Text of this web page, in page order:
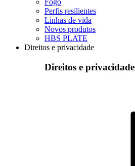
Fogo
Perfis resilientes
Linhas de vida
Novos produtos
HBS PLATE
Direitos e privacidade
Direitos e privacidade